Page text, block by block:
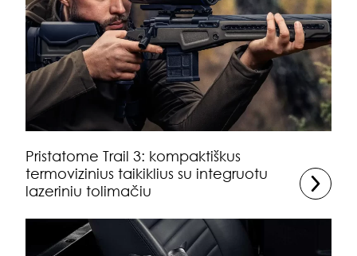
Pristatome Trail 3: kompaktiškus
termovizinius taikiklius su integruotu
lazeriniu tolimačiu